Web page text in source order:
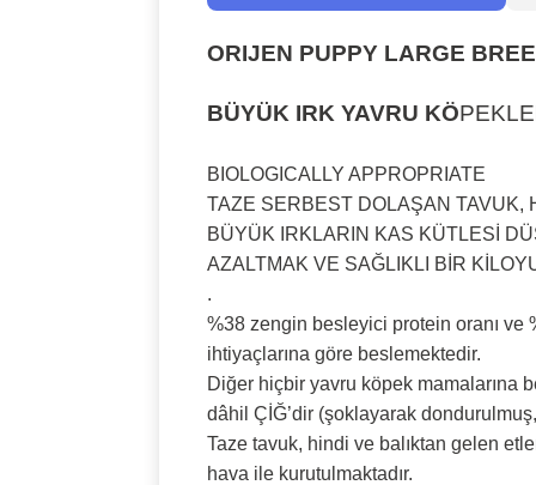
ORIJEN PUPPY LARGE
BÜYÜK IRK YAVRU KÖ
BIOLOGICALLY APPROPRIATE
TAZE SERBEST DOLAŞAN TAVUK,
BÜYÜK IRKLARIN KAS KÜTLESİ
AZALTMAK VE SAĞLIKLI BİR
.
%38 zengin besleyici protein oranı ve
ihtiyaçlarına göre beslemektedir.
Diğer hiçbir yavru köpek mamalarına
dâhil ÇİĞ’dir (şoklayarak
Taze tavuk, hindi ve balıktan gelen
hava ile kurutulmaktadır.